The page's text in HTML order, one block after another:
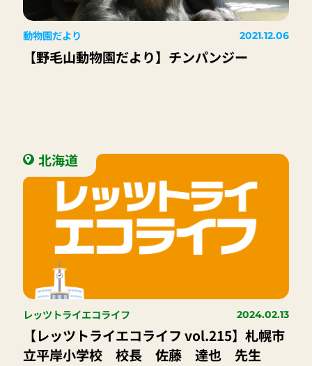
動物園だより 2021.12.06
【野毛山動物園だより】チンパンジー
北海道
レッツトライエコライフ 2024.02.13
【レッツトライエコライフ vol.215】札幌市
立平岸小学校 校長 佐藤 達也 先生